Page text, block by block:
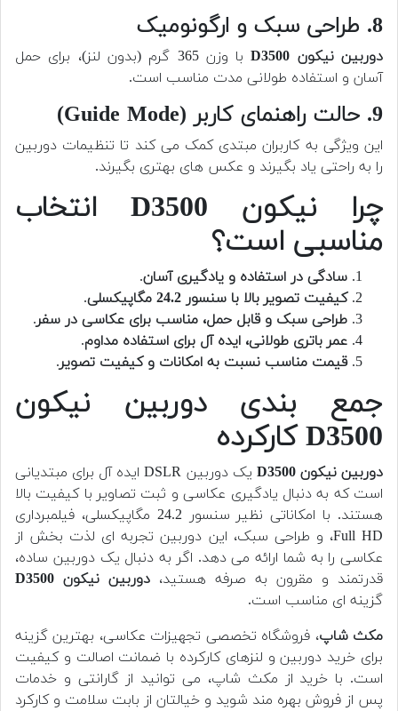
8. طراحی سبک و ارگونومیک
دوربین نیکون D3500
با وزن 365 گرم (بدون لنز)، برای حمل
آسان و استفاده طولانی مدت مناسب است.
9. حالت راهنمای کاربر (Guide Mode)
این ویژگی به کاربران مبتدی کمک می کند تا تنظیمات دوربین
را به راحتی یاد بگیرند و عکس های بهتری بگیرند.
چرا نیکون D3500 انتخاب
مناسبی است؟
سادگی در استفاده و یادگیری آسان.
کیفیت تصویر بالا با سنسور 24.2 مگاپیکسلی
.
طراحی سبک و قابل حمل، مناسب برای عکاسی در سفر.
عمر باتری طولانی، ایده آل برای استفاده مداوم.
قیمت مناسب نسبت به امکانات و کیفیت تصویر.
جمع بندی دوربین نیکون
D3500 کارکرده
دوربین نیکون D3500
یک دوربین DSLR ایده آل برای مبتدیانی
است که به دنبال یادگیری عکاسی و ثبت تصاویر با کیفیت بالا
هستند. با امکاناتی نظیر سنسور 24.2 مگاپیکسلی، فیلمبرداری
Full HD، و طراحی سبک، این دوربین تجربه ای لذت بخش از
عکاسی را به شما ارائه می دهد. اگر به دنبال یک دوربین ساده،
قدرتمند و مقرون به صرفه هستید، دوربین نیکون D3500
گزینه ای مناسب است.
مکث شاپ، فروشگاه تخصصی تجهیزات عکاسی، بهترین گزینه
برای خرید دوربین و لنزهای کارکرده با ضمانت اصالت و کیفیت
است. با خرید از مکث شاپ، می توانید از گارانتی و خدمات
پس از فروش بهره مند شوید و خیالتان از بابت سلامت و کارکرد